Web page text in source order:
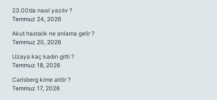
23.00’da nasıl yazılır ?
Temmuz 24, 2026
Akut hastalık ne anlama gelir ?
Temmuz 20, 2026
Uzaya kaç kadın gitti ?
Temmuz 18, 2026
Carlsberg kime aittir ?
Temmuz 17, 2026